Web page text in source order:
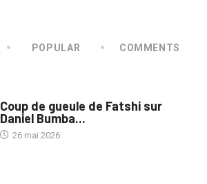
POPULAR COMMENTS
Coup de gueule de Fatshi sur
Daniel Bumba...
26 mai 2026